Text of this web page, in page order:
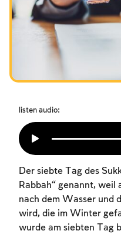
Das Fasten der
Amtseinführung
listen audio:
Der siebte Tag des
Rabbah“ genannt,
nach dem Wasser und
wird, die im Winter
wurde am siebten Tag